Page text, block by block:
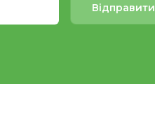
Відправити